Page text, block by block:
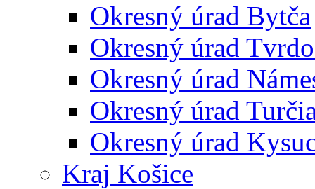
Okresný úrad Bytča
Okresný úrad
Okresný úrad
Okresný úrad
Okresný úrad
Kraj Košice